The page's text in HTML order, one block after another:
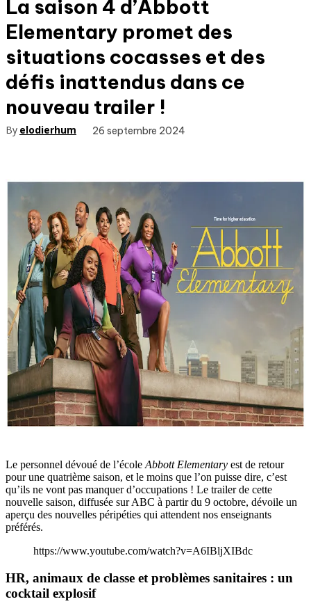
La saison 4 d’Abbott
Elementary promet des
situations cocasses et des
défis inattendus dans ce
nouveau trailer !
By elodierhum 26 septembre 2024
Le personnel dévoué de l’école Abbott Elementary est de retour
pour une quatrième saison, et le moins que l’on puisse dire, c’est
qu’ils ne vont pas manquer d’occupations ! Le trailer de cette
nouvelle saison, diffusée sur ABC à partir du 9 octobre, dévoile un
aperçu des nouvelles péripéties qui attendent nos enseignants
préférés.
https://www.youtube.com/watch?v=A6IBljXIBdc
HR, animaux de classe et problèmes sanitaires : un
cocktail explosif